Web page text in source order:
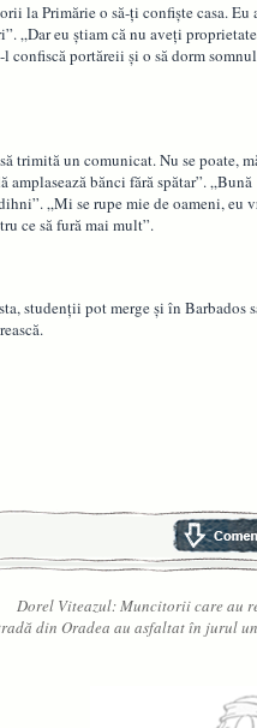
la Primărie o să-ți confiște casa. Eu
„Dar eu știam că nu aveți
confiscă portăreii și o să dorm
trimită un comunicat. Nu se poate,
bănci fără spătar”. „Bună
„Mi se rupe mie de oameni, eu
ce să fură mai mult”.
studenții pot merge și în Barbados
Dorel Viteazul: Muncitorii care au
din Oradea au asfaltat în jurul